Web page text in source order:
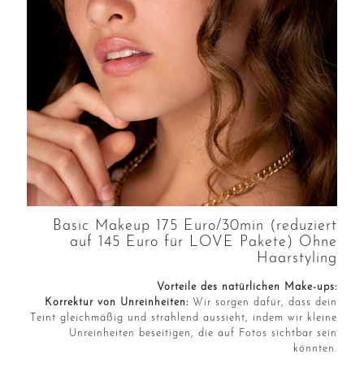
Basic Makeup 175 Euro/30min (reduziert
auf 145 Euro für LOVE Pakete) Ohne
Haarstyling
Vorteile des natürlichen Make-ups:
Korrektur von Unreinheiten: Wir sorgen dafür, dass dein
Teint gleichmäßig und strahlend aussieht, indem wir kleine
Unreinheiten beseitigen, die auf Fotos sichtbar sein
könnten.